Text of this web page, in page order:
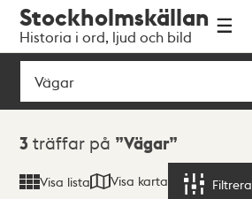
navigationen
huvudinnehållet
Stockholmskällan
Historia i ord, ljud och bild
Sök
Sökresultat
3 träffar på Vägar
Visa lista Visa karta Filtrera